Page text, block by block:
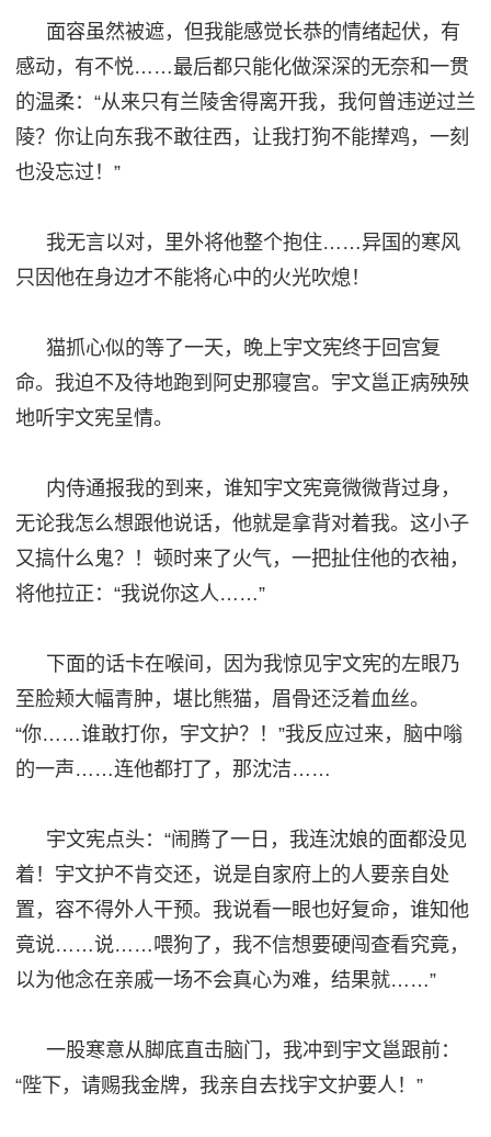
面容虽然被遮，但我能感觉长恭的情绪起伏，有
感动，有不悦……最后都只能化做深深的无奈和一贯
的温柔：“从来只有兰陵舍得离开我，我何曾违逆过兰
陵？你让向东我不敢往西，让我打狗不能撵鸡，一刻
也没忘过！”
我无言以对，里外将他整个抱住……异国的寒风
只因他在身边才不能将心中的火光吹熄！
猫抓心似的等了一天， 晚上宇文宪终于回宫复
命。我迫不及待地跑到阿史那寝宫。宇文邕正病殃殃
地听宇文宪呈情。
内侍通报我的到来，谁知宇文宪竟微微背过身，
无论我怎么想跟他说话，他就是拿背对着我。这小子
又搞什么鬼？！顿时来了火气，一把扯住他的衣袖，
将他拉正 ： “我说你这人……”
下面的话卡在喉间，因为我惊见宇文宪的左眼乃
至脸颊大幅青肿，堪比熊猫， 眉骨还泛着血丝。
“你……谁敢打你，宇文护？！”我反应过来，脑中嗡
的一声……连他都打了，那沈洁……
宇文宪点头： “闹腾了一日 ，我连沈娘的面都没见
着！宇文护不肯交还，说是自家府上的人要亲自处
置，容不得外人干预。我说看一眼也好复命，谁知他
竟说……说……喂狗了，我不信想要硬闯查看究竟，
以为他念在亲戚一场不会真心为难，结果就……”
一股寒意从脚底直击脑门，我冲到宇文邕跟前：
“陛下，请赐我金牌，我亲自去找宇文护要人！”